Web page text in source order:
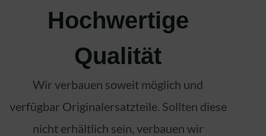
Hochwertige
Qualität
Wir verbauen soweit möglich und
verfügbar Originalersatzteile. Sollten diese
nicht erhältlich sein, verbauen wir